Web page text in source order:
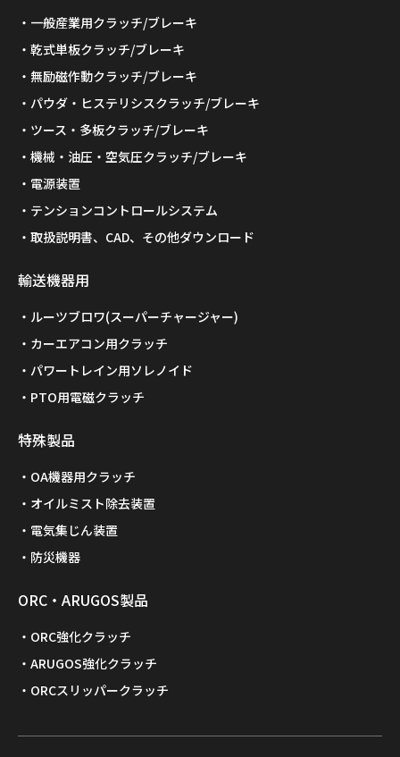
一般産業用クラッチ/ブレーキ
乾式単板クラッチ/ブレーキ
無励磁作動クラッチ/ブレーキ
パウダ・ヒステリシスクラッチ/ブレーキ
ツース・多板クラッチ/ブレーキ
機械・油圧・空気圧クラッチ/ブレーキ
電源装置
テンションコントロールシステム
取扱説明書、CAD、その他ダウンロード
輸送機器用
ルーツブロワ(スーパーチャージャー)
カーエアコン用クラッチ
パワートレイン用ソレノイド
PTO用電磁クラッチ
特殊製品
OA機器用クラッチ
オイルミスト除去装置
電気集じん装置
防災機器
ORC・ARUGOS製品
ORC強化クラッチ
ARUGOS強化クラッチ
ORCスリッパークラッチ